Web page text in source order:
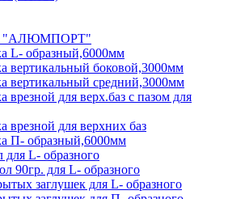
"АЛЮМПОРТ"
L- образный,6000мм
вертикальный боковой,3000мм
вертикальный средний,3000мм
врезной для верх.баз с пазом для
врезной для верхних баз
П- образный,6000мм
L- образного
90гр. для L- образного
заглушек для L- образного